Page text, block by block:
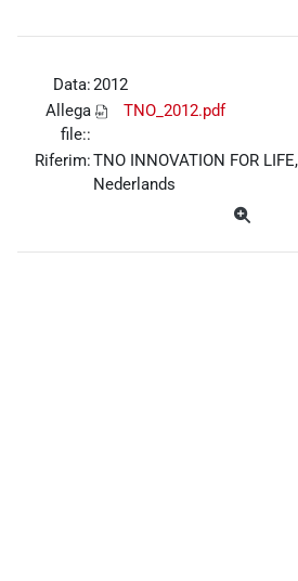
Data:2012
Allega
file::
TNO_2012.pdf
Riferim:TNO INNOVATION FOR
Nederlands